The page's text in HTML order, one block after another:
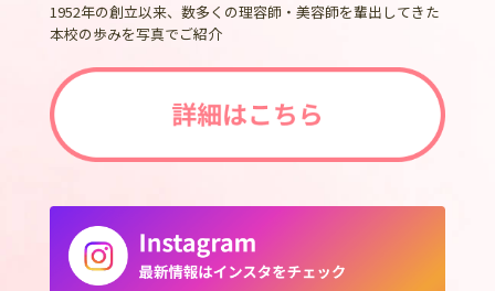
1952年の創立以来、数多くの理容師・美容師を輩出してきた
本校の歩みを写真でご紹介